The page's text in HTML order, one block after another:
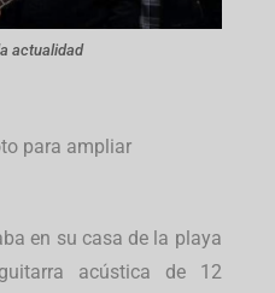
actualidad
para ampliar
en su casa de la playa
acústica de 12